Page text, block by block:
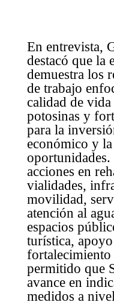
En entrevista,
destacó que la
demuestra los
de trabajo
calidad de
potosinas y
para la
económico y
acciones en
vialidades,
movilidad,
atención al
espacios
turística,
fortalecimiento
permitido que
avance en
medidos a